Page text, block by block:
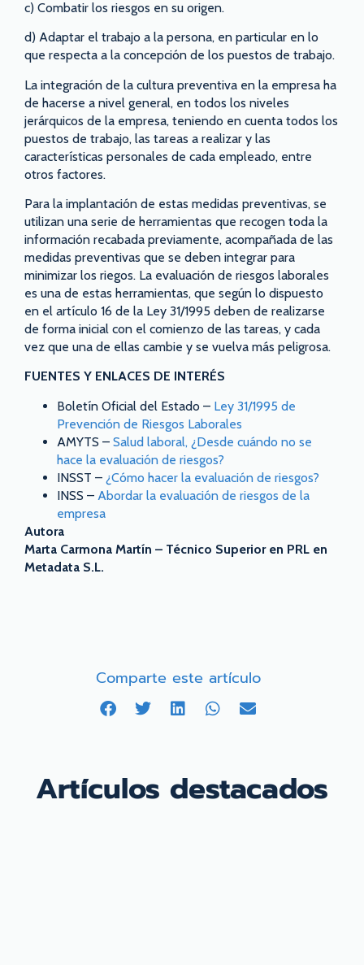
c) Combatir los riesgos en su origen.
d) Adaptar el trabajo a la persona, en particular en lo
que respecta a la concepción de los puestos de trabajo.
La integración de la cultura preventiva en la empresa ha
de hacerse a nivel general, en todos los niveles
jerárquicos de la empresa, teniendo en cuenta todos los
puestos de trabajo, las tareas a realizar y las
características personales de cada empleado, entre
otros factores.
Para la implantación de estas medidas preventivas, se
utilizan una serie de herramientas que recogen toda la
información recabada previamente, acompañada de las
medidas preventivas que se deben integrar para
minimizar los riegos. La evaluación de riesgos laborales
es una de estas herramientas, que según lo dispuesto
en el artículo 16 de la Ley 31/1995 deben de realizarse
de forma inicial con el comienzo de las tareas, y cada
vez que una de ellas cambie y se vuelva más peligrosa.
FUENTES Y ENLACES DE INTERÉS
Boletín Oficial del Estado – Ley 31/1995 de
Prevención de Riesgos Laborales
AMYTS – Salud laboral, ¿Desde cuándo no se
hace la evaluación de riesgos?
INSST – ¿Cómo hacer la evaluación de riesgos?
INSS – Abordar la evaluación de riesgos de la
empresa
Autora
Marta Carmona Martín – Técnico Superior en PRL en
Metadata S.L.
Comparte este artículo
Artículos destacados